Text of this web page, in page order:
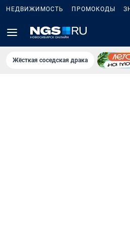
НЕДВИЖИМОСТЬ ПРОМОКОДЫ
Жёсткая соседская драка